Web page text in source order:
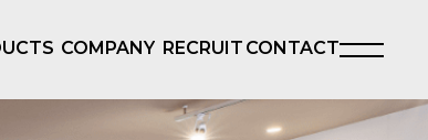
COMPANY RECRUIT CONTACT